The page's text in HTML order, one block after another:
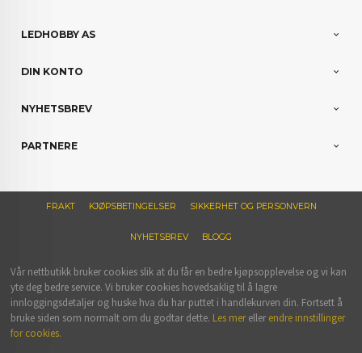
LEDHOBBY AS
DIN KONTO
NYHETSBREV
PARTNERE
FRAKT KJØPSBETINGELSER SIKKERHET OG PERSONVERN
NYHETSBREV BLOGG
Vår nettbutikk bruker cookies slik at du får en bedre kjøpsopplevelse og vi kan
yte deg bedre service. Vi bruker cookies hovedsaklig til å lagre
innloggingsdetaljer og huske hva du har puttet i handlekurven din. Fortsett å
bruke siden som normalt om du godtar dette. Les merellerendre innstillinger
for cookies.